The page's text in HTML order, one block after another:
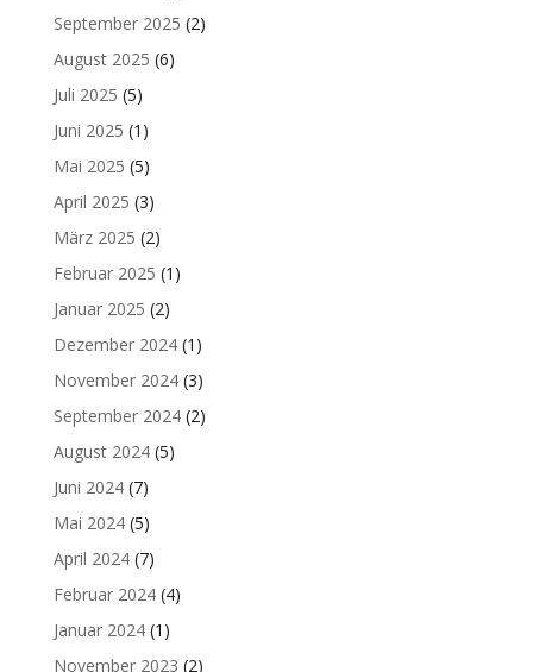
September 2025 (2)
August 2025 (6)
Juli 2025 (5)
Juni 2025 (1)
Mai 2025 (5)
April 2025 (3)
März 2025 (2)
Februar 2025 (1)
Januar 2025 (2)
Dezember 2024(1)
November 2024(3)
September 2024(2)
August 2024(5)
Juni 2024(7)
Mai 2024(5)
April 2024(7)
Februar 2024(4)
Januar 2024(1)
November 2023 (2)